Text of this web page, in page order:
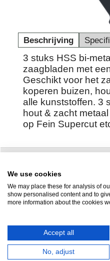
Beschrijving
3 stuks HSS bi-
zaagbladen met
Geschikt voor het
koperen buizen,
alle kunststoffen. 3
hout & zacht
op Fein Supercut
Zuidersluisweg 42
8243 RC Lelystad
We use cookies
We may place these for analysis of
show personalised content and to
more information about the cookies
Accept all
No, adjust